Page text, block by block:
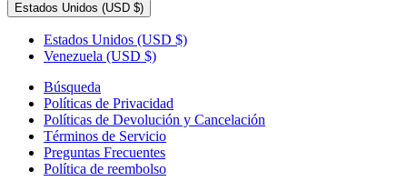
Estados Unidos (USD $)
Estados Unidos (USD $)
Venezuela (USD $)
Búsqueda
Políticas de Privacidad
Políticas de Devolución y Cancelación
Términos de Servicio
Preguntas Frecuentes
Política de reembolso